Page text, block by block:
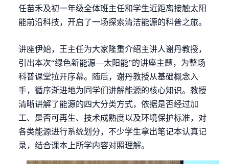
任苗禾及初一年级全体班主任和学生近距离接触太阳
能前沿科技，开启了一场探索清洁能源的科普之旅。
讲座伊始，王主任为大家隆重介绍主讲人谢丹教授，
引出本次“绿色新能源—太阳能”的讲座主题，为整场
科普课堂拉开序幕。随后，谢丹教授从基础概念入
手，循序渐进地为同学们讲解能源的核心知识。教授
清晰讲解了能源的四大分类方式，依据是否经过加
工、是否可再生、技术成熟度以及环境保护标准，对
各类能源进行系统划分，不少学生拿出笔记本认真记
录，结合课本上所学内容对照理解。